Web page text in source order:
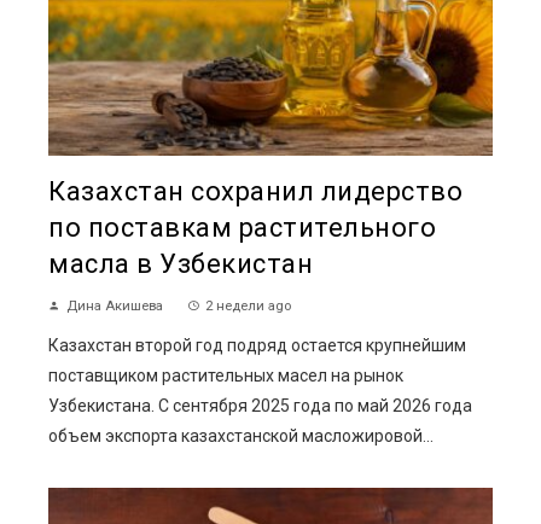
Казахстан сохранил лидерство
по поставкам растительного
масла в Узбекистан
Дина Акишева 2 недели ago
Казахстан второй год подряд остается крупнейшим
поставщиком растительных масел на рынок
Узбекистана. С сентября 2025 года по май 2026 года
объем экспорта казахстанской масложировой...